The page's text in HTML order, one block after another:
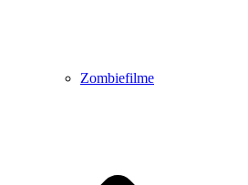
Zombiefilme